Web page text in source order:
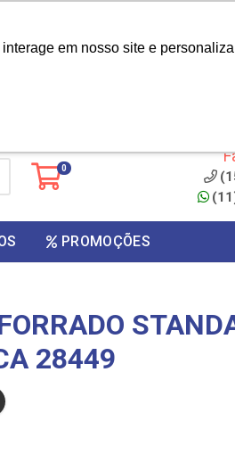
em nosso site e
0
PROMOÇÕES
28449